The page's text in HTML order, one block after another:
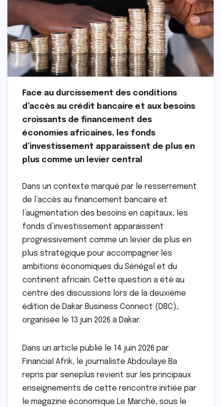
Face au durcissement des conditions
d’accès au crédit bancaire et aux besoins
croissants de financement des
économies africaines, les fonds
d’investissement apparaissent de plus en
plus comme un levier central
Dans un contexte marqué par le resserrement
de l’accès au financement bancaire et
l’augmentation des besoins en capitaux, les
fonds d’investissement apparaissent
progressivement comme un levier de plus en
plus stratégique pour accompagner les
ambitions économiques du Sénégal et du
continent africain. Cette question a été au
centre des discussions lors de la deuxième
édition de Dakar Business Connect (DBC),
organisée le 13 juin 2026 à Dakar.
Dans un article publié le 14 juin 2026 par
Financial Afrik, le journaliste Abdoulaye Ba
repris par seneplus revient sur les principaux
enseignements de cette rencontre initiée par
le magazine économique Le Marché, sous le